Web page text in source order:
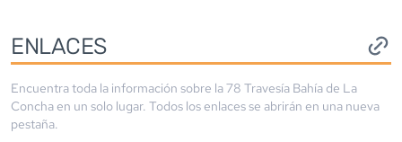
ENLACES
Encuentra toda la información sobre la78 Travesía Bahía de La
Concha en un solo lugar. Todos los enlaces se abrirán en una nueva
pestaña.